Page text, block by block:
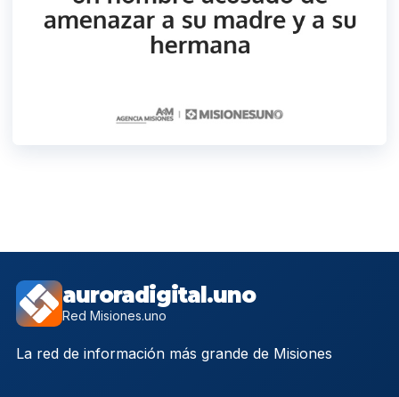
auroradigital.uno
Red Misiones.uno
La red de información más grande de Misiones